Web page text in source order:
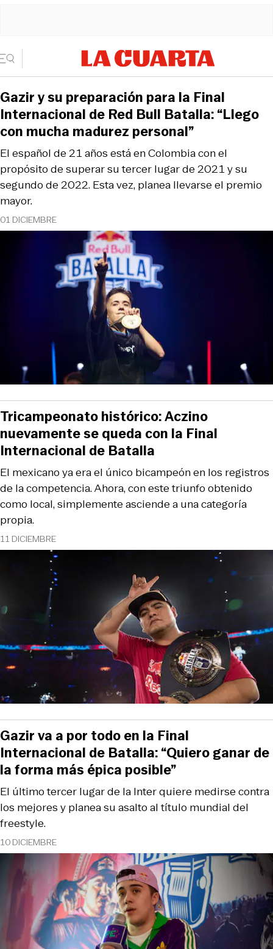
01 DICIEMBRE
El español de 21 años está en Colombia con el
propósito de superar su tercer lugar de 2021 y su
segundo de 2022. Esta vez, planea llevarse el premio
mayor.
Gazir y su preparación para la Final
Internacional de Red Bull Batalla: “Llego
con mucha madurez personal”
11 DICIEMBRE
El mexicano ya era el único bicampeón en los registros
de la competencia. Ahora, con este triunfo obtenido
como local, simplemente asciende a una categoría
propia.
Tricampeonato histórico: Aczino
nuevamente se queda con la Final
Internacional de Batalla
10 DICIEMBRE
El último tercer lugar de la Inter quiere medirse contra
los mejores y planea su asalto al título mundial del
freestyle.
Gazir va a por todo en la Final
Internacional de Batalla: “Quiero ganar de
la forma más épica posible”